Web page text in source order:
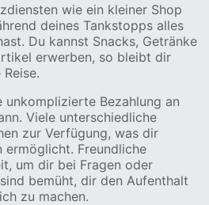
wie ein kleiner Shop
deines Tankstopps alles
Du kannst Snacks, Getränke
erwerben, so bleibt dir
unkomplizierte Bezahlung an
Viele unterschiedliche
zur Verfügung, was dir
ermöglicht. Freundliche
um dir bei Fragen oder
bemüht, dir den Aufenthalt
zu machen.